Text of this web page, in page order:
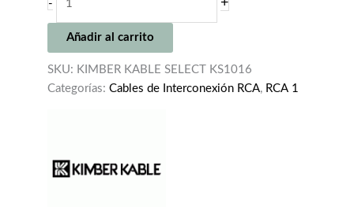
-
SELECT
cantidad
+
Añadir al carrito
SKU: KIMBER KABLE SELECT KS1016
Categorías: Cables de Interconexión RCA, RCA 1